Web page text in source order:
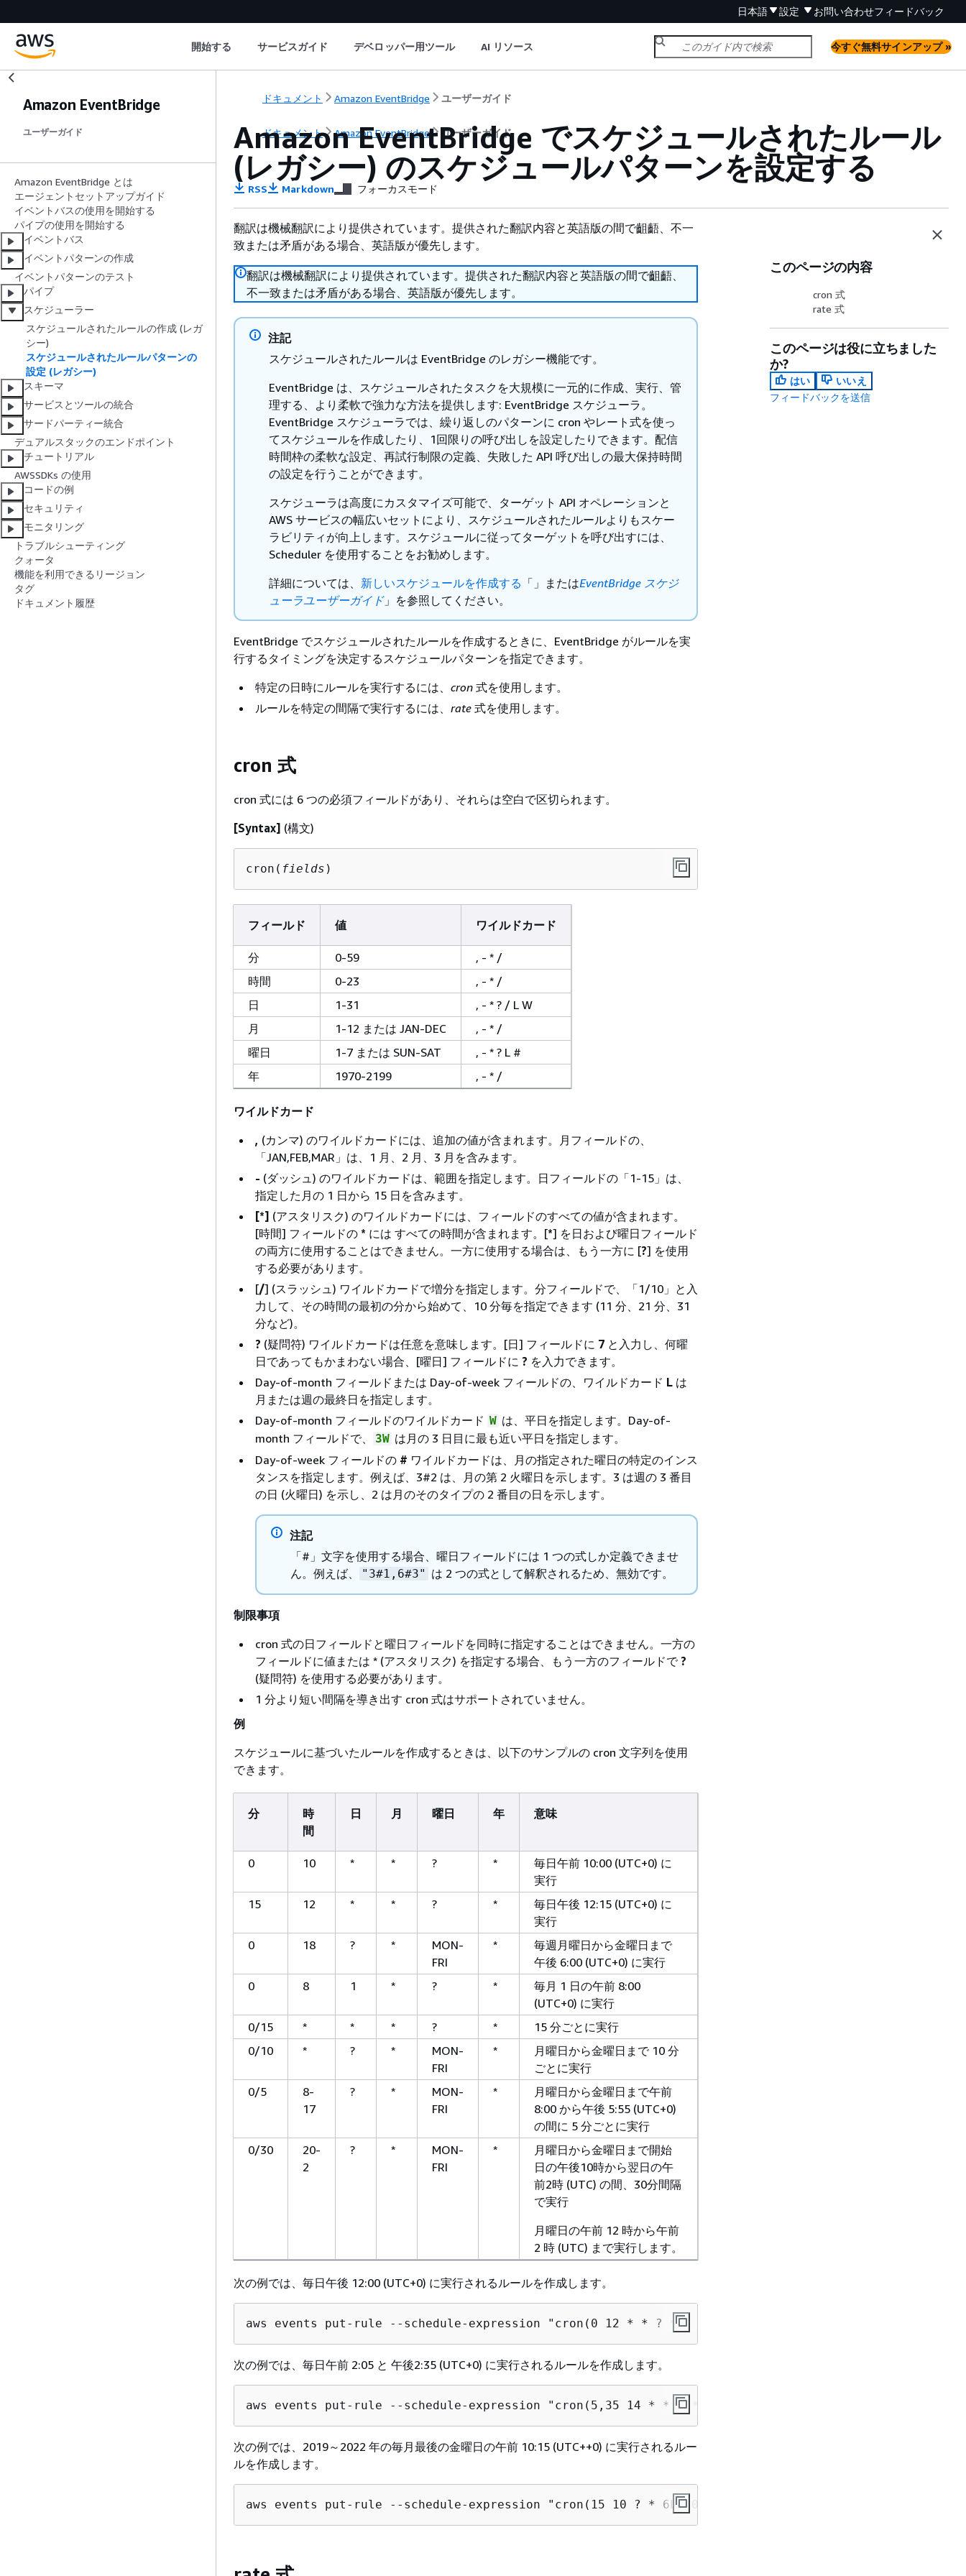
日本語 設定 お問い合わせフィードバック
開始する サービスガイド デベロッパー用ツール AI リソース 今すぐ無料サインアップ »
Amazon EventBridge
ユーザーガイド
Amazon EventBridge とは
エージェントセットアップガイド
イベントバスの使用を開始する
パイプの使用を開始する
イベントバス
イベントパターンの作成
イベントパターンのテスト
パイプ
スケジューラー
スケジュールされたルールの作成 (レガ
シー)
スケジュールされたルールパターンの
設定 (レガシー)
スキーマ
サービスとツールの統合
サードパーティー統合
デュアルスタックのエンドポイント
チュートリアル
AWSSDKs の使用
コードの例
セキュリティ
モニタリング
トラブルシューティング
クォータ
機能を利用できるリージョン
タグ
ドキュメント履歴
ドキュメント Amazon EventBridge ユーザーガイド
ドキュメント Amazon EventBridge ユーザーガイド
Amazon EventBridge でスケジュールされたルール
(レガシー) のスケジュールパターンを設定する
RSS Markdown フォーカスモード
翻訳は機械翻訳により提供されています。提供された翻訳内容と英語版の間で齟齬、不一
致または矛盾がある場合、英語版が優先します。
翻訳は機械翻訳により提供されています。提供された翻訳内容と英語版の間で齟齬、
不一致または矛盾がある場合、英語版が優先します。
注記
スケジュールされたルールは EventBridge のレガシー機能です。
EventBridge は、スケジュールされたタスクを大規模に一元的に作成、実行、管
理する、より柔軟で強力な方法を提供します: EventBridge スケジューラ。
EventBridge スケジューラでは、繰り返しのパターンに cron やレート式を使っ
てスケジュールを作成したり、1回限りの呼び出しを設定したりできます。配信
時間枠の柔軟な設定、再試行制限の定義、失敗した API 呼び出しの最大保持時間
の設定を行うことができます。
スケジューラは高度にカスタマイズ可能で、ターゲット API オペレーションと
AWS サービスの幅広いセットにより、スケジュールされたルールよりもスケー
ラビリティが向上します。スケジュールに従ってターゲットを呼び出すには、
Scheduler を使用することをお勧めします。
詳細については、 新しいスケジュールを作成する 「」またはEventBridge スケジ
ューラユーザーガイド」を参照してください。
EventBridge でスケジュールされたルールを作成するときに、EventBridge がルールを実
行するタイミングを決定するスケジュールパターンを指定できます。
特定の日時にルールを実行するには、 cron 式を使用します。
ルールを特定の間隔で実行するには、 rate 式を使用します。
cron 式
cron 式には 6 つの必須フィールドがあり、それらは空白で区切られます。
[Syntax] (構文)
cron( fields )
フィールド 値 ワイルドカード
分 0-59
, - * /
時間
0-23
, - * /
日
1-31
, - * ? / L W
月
1-12 または JAN-DEC
, - * /
曜日
1-7 または SUN-SAT
, - * ? L #
年
1970-2199 , - * /
ワイルドカード
, (カンマ) のワイルドカードには、追加の値が含まれます。月フィールドの、
「JAN,FEB,MAR」は、1 月、2 月、3 月を含みます。
- (ダッシュ) のワイルドカードは、範囲を指定します。日フィールドの「1-15」は、
指定した月の 1 日から 15 日を含みます。
[*] (アスタリスク) のワイルドカードには、フィールドのすべての値が含まれます。
[時間] フィールドの * には すべての時間が含まれます。[*] を日および曜日フィールド
の両方に使用することはできません。一方に使用する場合は、もう一方に [?] を使用
する必要があります。
[/] (スラッシュ) ワイルドカードで増分を指定します。分フィールドで、「1/10」と入
力して、その時間の最初の分から始めて、10 分毎を指定できます (11 分、21 分、31
分など)。
? (疑問符) ワイルドカードは任意を意味します。[日] フィールドに 7 と入力し、何曜
日であってもかまわない場合、[曜日] フィールドに ? を入力できます。
Day-of-month フィールドまたは Day-of-week フィールドの、ワイルドカード L は
月または週の最終日を指定します。
Day-of-month フィールドのワイルドカード W は、平日を指定します。Day-of-
month フィールドで、
3W は月の 3 日目に最も近い平日を指定します。
Day-of-week フィールドの # ワイルドカードは、月の指定された曜日の特定のインス
タンスを指定します。例えば、3#2 は、月の第 2 火曜日を示します。3 は週の 3 番目
の日 (火曜日) を示し、2 は月のそのタイプの 2 番目の日を示します。
注記
「#」文字を使用する場合、曜日フィールドには 1 つの式しか定義できませ
ん。例えば、
"3#1,6#3" は 2 つの式として解釈されるため、無効です。
制限事項
cron 式の日フィールドと曜日フィールドを同時に指定することはできません。一方の
フィールドに値または * (アスタリスク) を指定する場合、もう一方のフィールドで ?
(疑問符) を使用する必要があります。
1 分より短い間隔を導き出す cron 式はサポートされていません。
例
スケジュールに基づいたルールを作成するときは、以下のサンプルの cron 文字列を使用
できます。
分
時
間
日 月 曜日 年 意味
0 10 * * ? *
毎日午前 10:00 (UTC+0) に
実行
15
12 * * ? *
毎日午後 12:15 (UTC+0) に
実行
0
18 ? *
MON-
FRI
*
毎週月曜日から金曜日まで
午後 6:00 (UTC+0) に実行
0
8 1 * ? *
毎月 1 日の午前 8:00
(UTC+0) に実行
0/15
* * * ? *
15 分ごとに実行
0/10
* ? *
MON-
FRI
*
月曜日から金曜日まで 10 分
ごとに実行
0/5
8-
17
? *
MON-
FRI
*
月曜日から金曜日まで午前
8:00 から午後 5:55 (UTC+0)
の間に 5 分ごとに実行
0/30
20-
2
? *
MON-
FRI
*
月曜日から金曜日まで開始
日の午後10時から翌日の午
前2時 (UTC) の間、30分間隔
で実行
月曜日の午前 12 時から午前
2 時 (UTC) まで実行します。
次の例では、毎日午後 12:00 (UTC+0) に実行されるルールを作成します。
aws events put-rule --schedule-expression "cron(0 12 * * ? *)" --name
次の例では、毎日午前 2:05 と 午後2:35 (UTC+0) に実行されるルールを作成します。
aws events put-rule --schedule-expression "cron(5,35 14 * * ? *)" --name
次の例では、2019～2022 年の毎月最後の金曜日の午前 10:15 (UTC++0) に実行されるルー
ルを作成します。
aws events put-rule --schedule-expression "cron(15 10 ? * 6L 2019-2022)" --name
このページの内容
cron 式
rate 式
このページは役に立ちました
か?
はい
いいえ
フィードバックを送信